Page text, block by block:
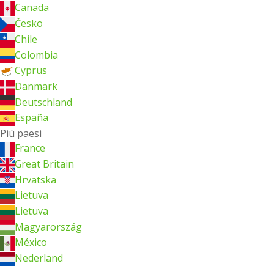
Canada
Česko
Chile
Colombia
Cyprus
Danmark
Deutschland
España
Più paesi
France
Great Britain
Hrvatska
Lietuva
Lietuva
Magyarország
México
Nederland